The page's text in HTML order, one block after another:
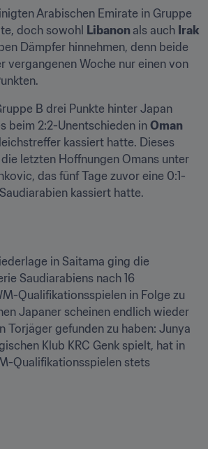
Arabischen Emirate in Gruppe
doch sowohl
Libanon als auch
Dämpfer hinnehmen, denn beide
vergangenen Woche nur einen von
B drei Punkte hinter Japan
beim 2:2-Unentschieden in
kassiert hatte. Dieses
letzten Hoffnungen Omans unter
das fünf Tage zuvor eine 0:1-
kassiert hatte.
in Saitama ging die
Saudiarabiens nach 16
Qualifikationsspielen in Folge zu
Japaner scheinen endlich wieder
Torjäger gefunden zu haben: Junya
Klub KRC Genk spielt, hat in
Qualifikationsspielen stets